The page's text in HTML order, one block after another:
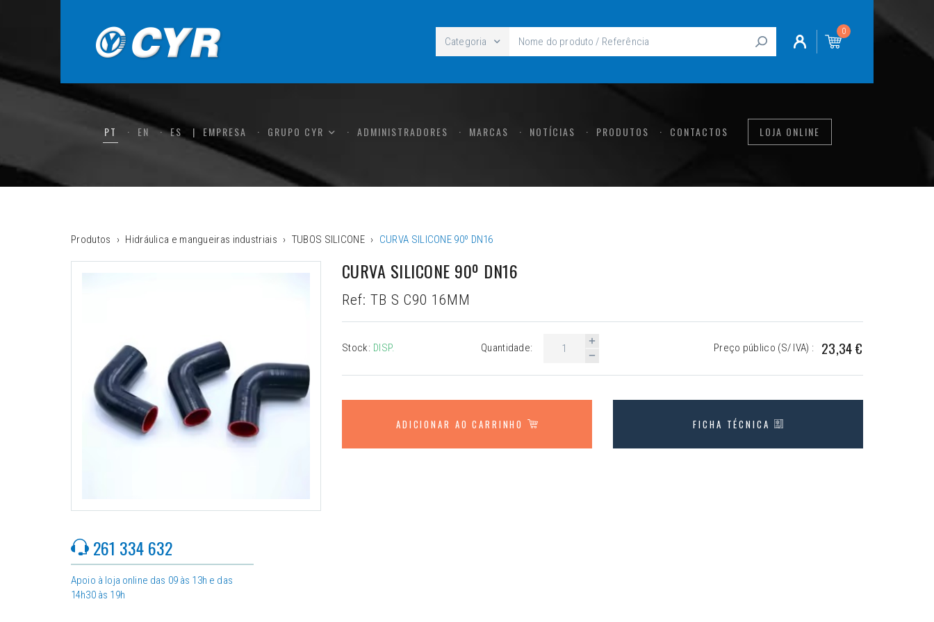
Categoria
0
PT EN ES EMPRESA GRUPO CYR ADMINISTRADORES MARCAS NOTÍCIAS PRODUTOS CONTACTOS LOJA ONLINE
Produtos Hidráulica e mangueiras industriais TUBOS SILICONE CURVA SILICONE 90º DN16
CURVA SILICONE 90º DN16
Ref: TB S C90 16MM
261 334 632
Apoio à loja online das 09 às 13h e das
14h30 às 19h
Stock: DISP. Quantidade: Preço público (S/ IVA) : 23,34 €
ADICIONAR AO CARRINHO FICHA TÉCNICA